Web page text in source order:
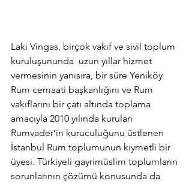
Laki Vingas, birçok vakıf ve sivil toplum
kuruluşununda  uzun yıllar hizmet
vermesinin yanısıra, bir süre Yeniköy
Rum cemaati başkanlığını ve Rum
vakıflarını bir çatı altında toplama
amacıyla 2010 yılında kurulan
Rumvader’in kuruculuğunu üstlenen
İstanbul Rum toplumunun kıymetli bir
üyesi. Türkiyeli gayrimüslim toplumların
sorunlarının çözümü konusunda da